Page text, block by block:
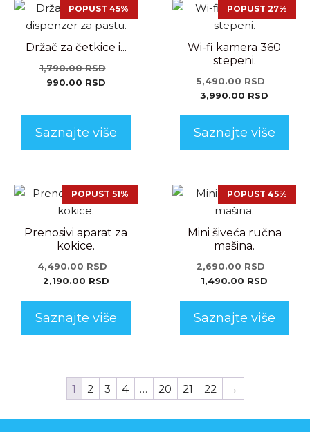
POPUST 45%
Držač za četkice i...
1,790.00RSD
990.00 RSD
Saznajte više
POPUST 27%
Wi-fi kamera 360
stepeni.
5,490.00RSD
3,990.00 RSD
Saznajte više
POPUST 51%
Prenosivi aparat za
kokice.
4,490.00RSD
2,190.00 RSD
Saznajte više
POPUST 45%
Mini šiveća ručna
mašina.
2,690.00RSD
1,490.00 RSD
Saznajte više
1 2 3 4 … 20 21 22 →